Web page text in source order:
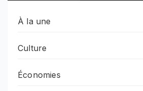
À la une
Culture
Économies